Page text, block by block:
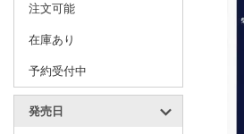
注文可能
在庫あり
予約受付中
発売日